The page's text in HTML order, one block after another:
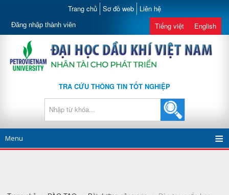
Trang chủ Sơ đồ web Liên hệ
Đăng nhập thành viên Tiếng việt English
TRA CỨU THÔNG TIN TỐT NGHIỆP
Menu